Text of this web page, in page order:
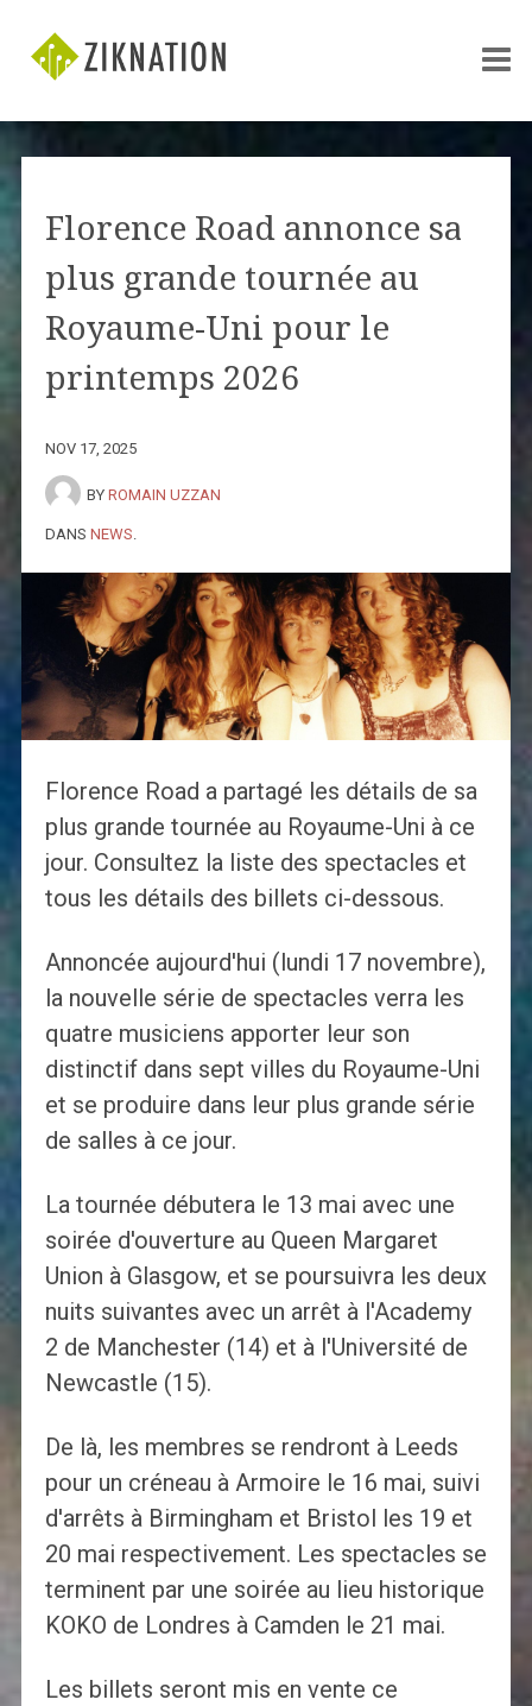
Florence Road annonce sa
plus grande tournée au
Royaume-Uni pour le
printemps 2026
NOV 17, 2025
BY ROMAIN UZZAN
DANS NEWS
Florence Road a partagé les détails de sa
plus grande tournée au Royaume-Uni à ce
jour. Consultez la liste des spectacles et
tous les détails des billets ci-dessous.
Annoncée aujourd'hui (lundi 17 novembre),
la nouvelle série de spectacles verra les
quatre musiciens apporter leur son
distinctif dans sept villes du Royaume-Uni
et se produire dans leur plus grande série
de salles à ce jour.
La tournée débutera le 13 mai avec une
soirée d'ouverture au Queen Margaret
Union à Glasgow, et se poursuivra les deux
nuits suivantes avec un arrêt à l'Academy
2 de Manchester (14) et à l'Université de
Newcastle (15).
De là, les membres se rendront à Leeds
pour un créneau à Armoire le 16 mai, suivi
d'arrêts à Birmingham et Bristol les 19 et
20 mai respectivement. Les spectacles se
terminent par une soirée au lieu historique
KOKO de Londres à Camden le 21 mai.
Les billets seront mis en vente ce